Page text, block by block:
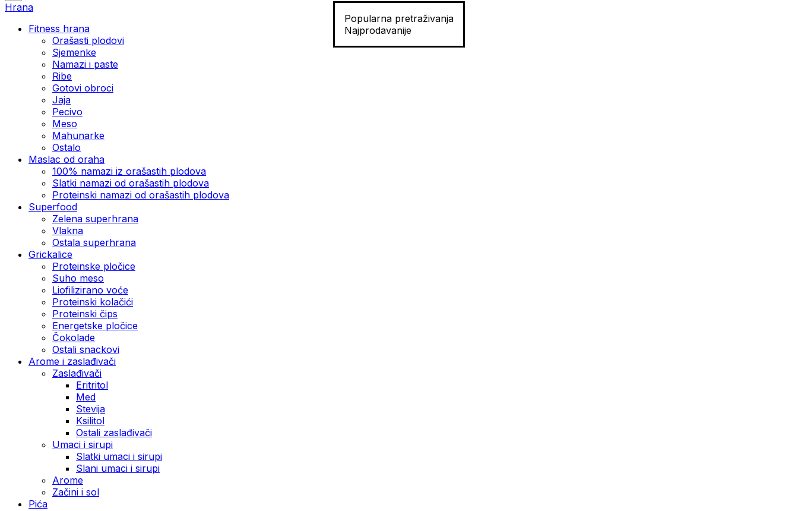
Popularna pretraživanja
Najprodavanije
Hrana
Fitness hrana
Orašasti plodovi
Sjemenke
Namazi i paste
Ribe
Gotovi obroci
Jaja
Pecivo
Meso
Mahunarke
Ostalo
Maslac od oraha
100% namazi iz orašastih plodova
Slatki namazi od orašastih plodova
Proteinski namazi od orašastih plodova
Superfood
Zelena superhrana
Vlakna
Ostala superhrana
Grickalice
Proteinske pločice
Suho meso
Liofilizirano voće
Proteinski kolačići
Proteinski čips
Energetske pločice
Čokolade
Ostali snackovi
Arome i zaslađivači
Zaslađivači
Eritritol
Med
Stevija
Ksilitol
Ostali zaslađivači
Umaci i sirupi
Slatki umaci i sirupi
Slani umaci i sirupi
Arome
Začini i sol
Pića